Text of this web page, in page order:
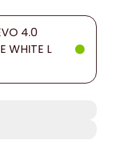
4.0
WHITE L